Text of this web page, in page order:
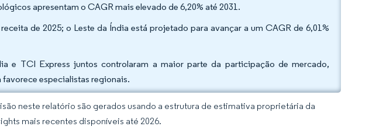
apresentam o CAGR mais elevado de 6,20% até 2031.
de 2025; o Leste da Índia está projetado para avançar a um CAGR de 6,01%
e TCI Express juntos controlaram a maior parte da participação de mercado,
especialistas regionais.
neste relatório são gerados usando a estrutura de estimativa proprietária da
mais recentes disponíveis até 2026.